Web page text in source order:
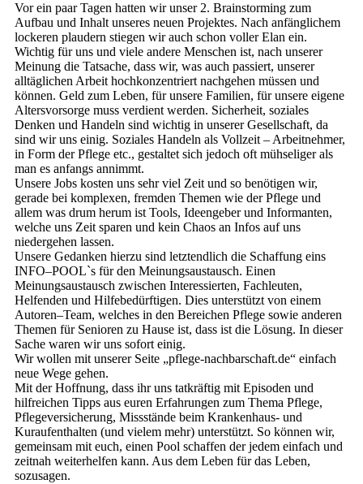
Vor ein paar Tagen hatten wir unser 2. Brainstorming zum
Aufbau und Inhalt unseres neuen Projektes. Nach anfänglichem
lockeren plaudern stiegen wir auch schon voller Elan ein.
Wichtig für uns und viele andere Menschen ist, nach unserer
Meinung die Tatsache, dass wir, was auch passiert, unserer
alltäglichen Arbeit hochkonzentriert nachgehen müssen und
können. Geld zum Leben, für unsere Familien, für unsere eigene
Altersvorsorge muss verdient werden. Sicherheit, soziales
Denken und Handeln sind wichtig in unserer Gesellschaft, da
sind wir uns einig. Soziales Handeln als Vollzeit – Arbeitnehmer,
in Form der Pflege etc., gestaltet sich jedoch oft mühseliger als
man es anfangs annimmt.
Unsere Jobs kosten uns sehr viel Zeit und so benötigen wir,
gerade bei komplexen, fremden Themen wie der Pflege und
allem was drum herum ist Tools, Ideengeber und Informanten,
welche uns Zeit sparen und kein Chaos an Infos auf uns
niedergehen lassen.
Unsere Gedanken hierzu sind letztendlich die Schaffung eins
INFO–POOL`s für den Meinungsaustausch. Einen
Meinungsaustausch zwischen Interessierten, Fachleuten,
Helfenden und Hilfebedürftigen. Dies unterstützt von einem
Autoren–Team, welches in den Bereichen Pflege sowie anderen
Themen für Senioren zu Hause ist, dass ist die Lösung. In dieser
Sache waren wir uns sofort einig.
Wir wollen mit unserer Seite „pflege-nachbarschaft.de“ einfach
neue Wege gehen.
Mit der Hoffnung, dass ihr uns tatkräftig mit Episoden und
hilfreichen Tipps aus euren Erfahrungen zum Thema Pflege,
Pflegeversicherung, Missstände beim Krankenhaus- und
Kuraufenthalten (und vielem mehr) unterstützt. So können wir,
gemeinsam mit euch, einen Pool schaffen der jedem einfach und
zeitnah weiterhelfen kann. Aus dem Leben für das Leben,
sozusagen.